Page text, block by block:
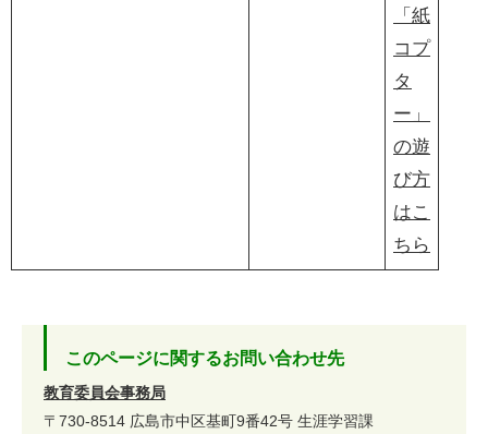
「紙
コプ
タ
ー」
の遊
び方
はこ
ちら
このページに関するお問い合わせ先
教育委員会事務局
〒730-8514 広島市中区基町9番42号 生涯学習課